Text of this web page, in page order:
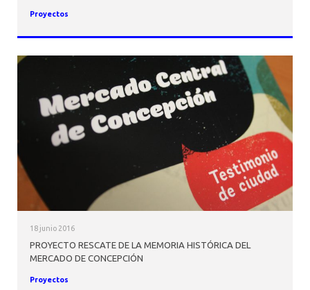
Proyectos
18 junio 2016
PROYECTO RESCATE DE LA MEMORIA HISTÓRICA DEL
MERCADO DE CONCEPCIÓN
Proyectos